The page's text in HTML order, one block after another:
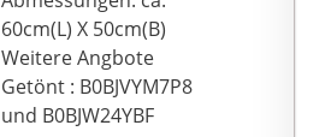
60cm(L) X 50cm(B)
Weitere Angbote
Getönt : B0BJVYM7P8
und B0BJW24YBF